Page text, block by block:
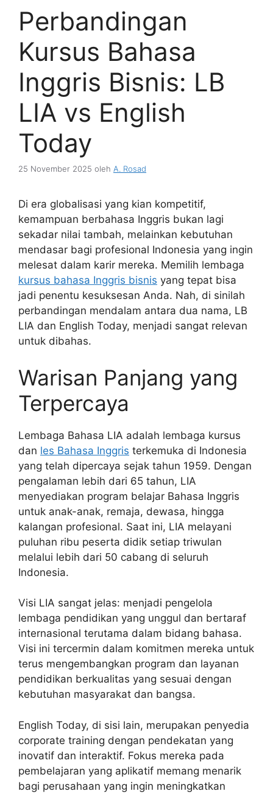
Perbandingan
Kursus Bahasa
Inggris Bisnis: LB
LIA vs English
Today
25 November 2025 oleh A. Rosad
Di era globalisasi yang kian kompetitif,
kemampuan berbahasa Inggris bukan lagi
sekadar nilai tambah, melainkan kebutuhan
mendasar bagi profesional Indonesia yang ingin
melesat dalam karir mereka. Memilih lembaga
kursus bahasa Inggris bisnis yang tepat bisa
jadi penentu kesuksesan Anda. Nah, di sinilah
perbandingan mendalam antara dua nama, LB
LIA dan English Today, menjadi sangat relevan
untuk dibahas.
Warisan Panjang yang
Terpercaya
Lembaga Bahasa LIA adalah lembaga kursus
dan les Bahasa Inggris terkemuka di Indonesia
yang telah dipercaya sejak tahun 1959. Dengan
pengalaman lebih dari 65 tahun, LIA
menyediakan program belajar Bahasa Inggris
untuk anak-anak, remaja, dewasa, hingga
kalangan profesional. Saat ini, LIA melayani
puluhan ribu peserta didik setiap triwulan
melalui lebih dari 50 cabang di seluruh
Indonesia.
Visi LIA sangat jelas: menjadi pengelola
lembaga pendidikan yang unggul dan bertaraf
internasional terutama dalam bidang bahasa.
Visi ini tercermin dalam komitmen mereka untuk
terus mengembangkan program dan layanan
pendidikan berkualitas yang sesuai dengan
kebutuhan masyarakat dan bangsa.
English Today, di sisi lain, merupakan penyedia
corporate training dengan pendekatan yang
inovatif dan interaktif. Fokus mereka pada
pembelajaran yang aplikatif memang menarik
bagi perusahaan yang ingin meningkatkan